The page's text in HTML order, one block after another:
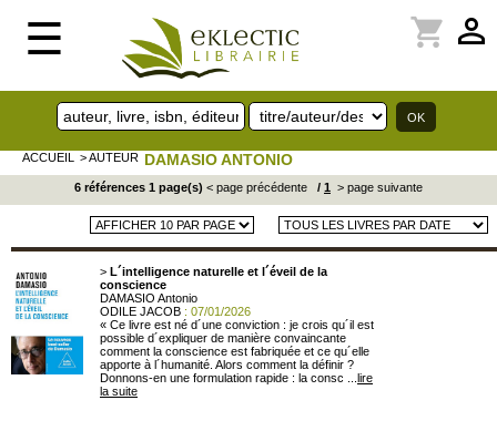
☰ perm_identity
shopping_cart
ACCUEIL > AUTEUR DAMASIO ANTONIO
6 références 1 page(s) < page précédente / 1 > page suivante
> L´intelligence naturelle et l´éveil de la
conscience
DAMASIO Antonio
ODILE JACOB : 07/01/2026
« Ce livre est né d´une conviction : je crois qu´il est
possible d´expliquer de manière convaincante
comment la conscience est fabriquée et ce qu´elle
apporte à l´humanité. Alors comment la définir ?
Donnons-en une formulation rapide : la consc ... lire
la suite